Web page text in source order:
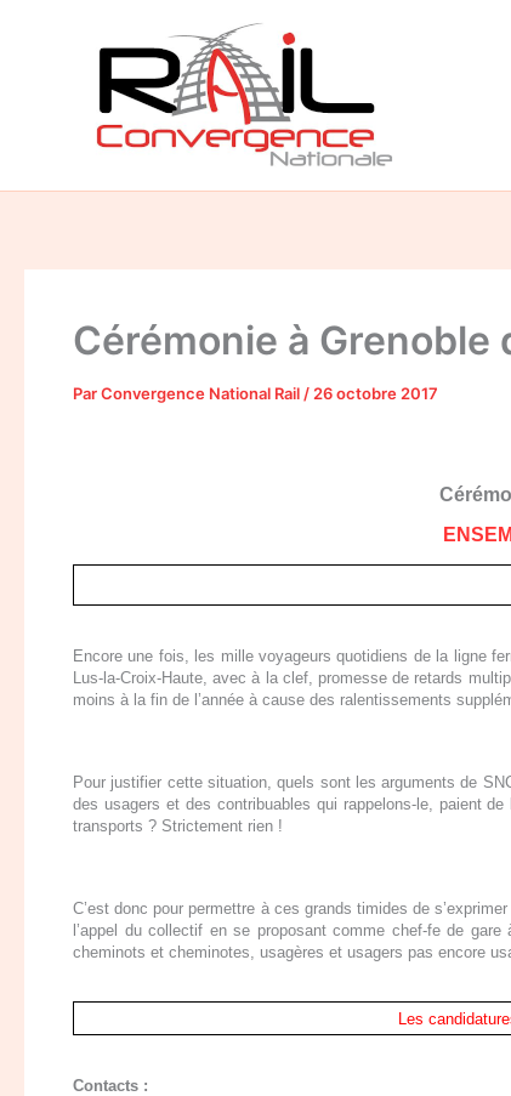
Cérémonie à Grenoble
ParConvergence National Rail / 26 octobre 2017
Encore une fois, les mille voyageurs quotidiens de la ligne
Lus-la-Croix-Haute, avec à la clef, promesse de retards
moins à la fin de l’année à cause des ralentissements
Pour justifier cette situation, quels sont les arguments de
des usagers et des contribuables qui rappelons-le, paient
transports ? Strictement rien !
C’est donc pour permettre à ces grands timides de
l’appel ducollectif ense proposantcomme chef-fede gare
cheminots et cheminotes, usagères et usagers pas encore
Les c
Contacts :